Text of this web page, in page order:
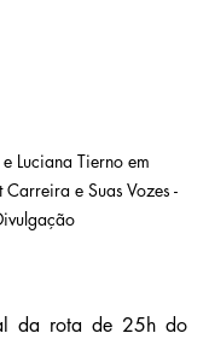
Luciana Tierno em
e Suas Vozes -